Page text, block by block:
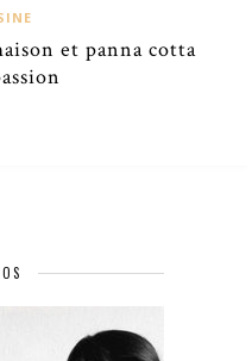
et panna cotta